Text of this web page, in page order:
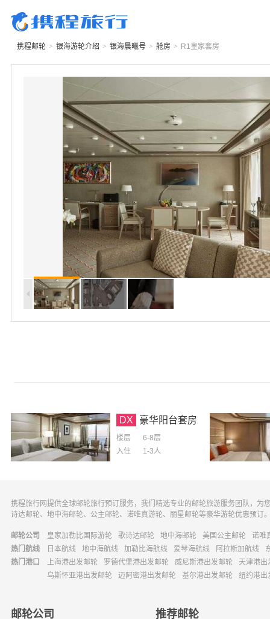
携程邮轮 > 银海游轮介绍 > 银海晨曦号 > 舱房 > R1皇家套房
DX 豪华阳台套房
楼层
6-8层
入住
1-3人
携程旅行网提供全球邮轮旅行预订服务，我们精选专业的邮轮旅游服务团队，
诗达邮轮、地中海邮轮、公主邮轮、诺唯真游轮、丽星邮轮等豪华游轮优惠预订
邮轮公司 皇家加勒比国际游轮 歌诗达邮轮 地中海邮轮 美国公主邮轮
诺唯
热门航线
日本航线 地中海航线 加勒比海航线 爱琴海航线 阿拉斯加航线
热门港口
上海港出发邮轮 罗德代堡港出发邮轮 威尼斯港出发邮轮
天津港出
乌斯怀亚港出发邮轮
迈阿密港出发邮轮 基尔港出发邮轮 纽约港出
邮轮公司 推荐邮轮